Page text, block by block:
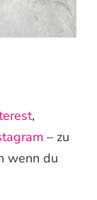
,
– zu
wenn du